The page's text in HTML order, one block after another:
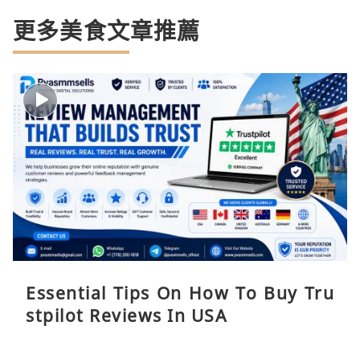
更多美食文章推薦
Essential Tips On How To Buy Tru
stpilot Reviews In USA